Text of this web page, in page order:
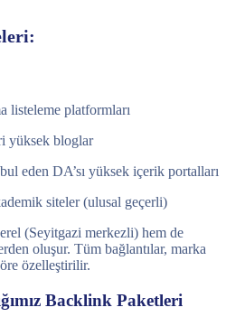
listeleme platformları
yüksek bloglar
eden DA’sı yüksek içerik portalları
siteler (ulusal geçerli)
(Seyitgazi merkezli) hem de
oluşur. Tüm bağlantılar, marka
özelleştirilir.
Backlink Paketleri